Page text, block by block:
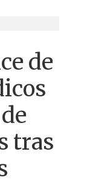
de
tras